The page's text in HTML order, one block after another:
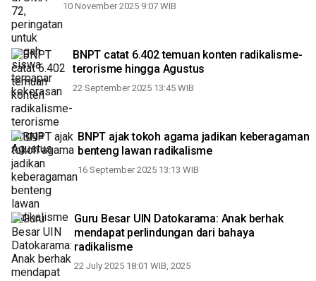
10 November 2025 9:07 WIB
BNPT catat 6.402 temuan konten radikalisme-
terorisme hingga Agustus
22 September 2025 13:45 WIB
BNPT ajak tokoh agama jadikan keberagaman
benteng lawan radikalisme
16 September 2025 13:13 WIB
Guru Besar UIN Datokarama: Anak berhak
mendapat perlindungan dari bahaya
radikalisme
22 July 2025 18:01 WIB, 2025